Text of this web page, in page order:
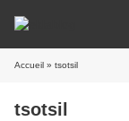
Accueil » tsotsil
tsotsil